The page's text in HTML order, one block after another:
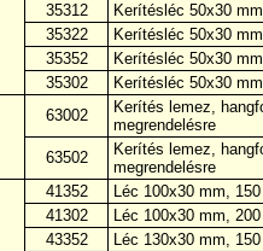
35312
Kerítésléc 50x30
35322
Kerítésléc 50x30
35352
Kerítésléc 50x30
35302
Kerítésléc 50x30
63002
Kerítés lemez,
megrendelésre
63502
Kerítés lemez,
megrendelésre
41352
Léc 100x30 mm,
41302
Léc 100x30 mm,
43352
Léc 130x30 mm,